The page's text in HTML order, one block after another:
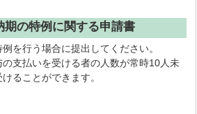
期の特例に関する申請書
を行う場合に提出してください。
支払いを受ける者の人数が常時10人未
ることができます。